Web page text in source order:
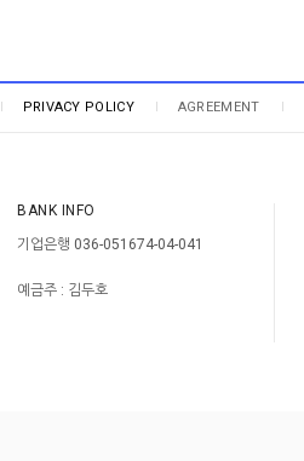
PRIVACY POLICY AGREEMENT
BANK INFO
기업은행 036-051674-04-041
예금주 : 김두호